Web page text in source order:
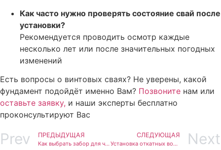
Как часто нужно проверять состояние свай после
установки?
Рекомендуется проводить осмотр каждые
несколько лет или после значительных погодных
изменений
Есть вопросы о винтовых сваях? Не уверены, какой
фундамент подойдёт именно Вам? Позвоните нам или
оставьте заявку, и наши эксперты бесплатно
проконсультируют Вас
Prev ПРЕДЫДУЩАЯ
Как выбрать забор для частного дома или дачи
СЛЕДУЮЩАЯ
Установка откатных ворот. Бетонное основание или сваи? Next